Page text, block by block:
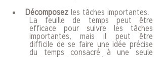
Décomposez les tâches importantes.
La feuille de temps peut être
efficace pour suivre les tâches
importantes, mais il peut être
difficile de se faire une idée précise
du temps consacré à une seule